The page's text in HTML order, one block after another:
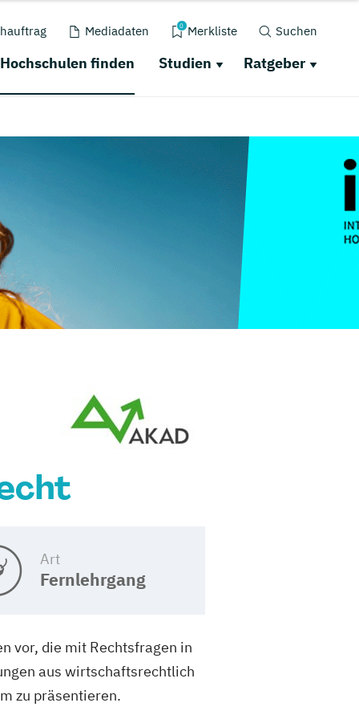
Mediadaten 0 Merkliste Suchen
Hochschulen finden Studien Ratgeber
Art
Fernlehrgang
vor, die mit Rechtsfragen in
aus wirtschaftsrechtlich
zu präsentieren.